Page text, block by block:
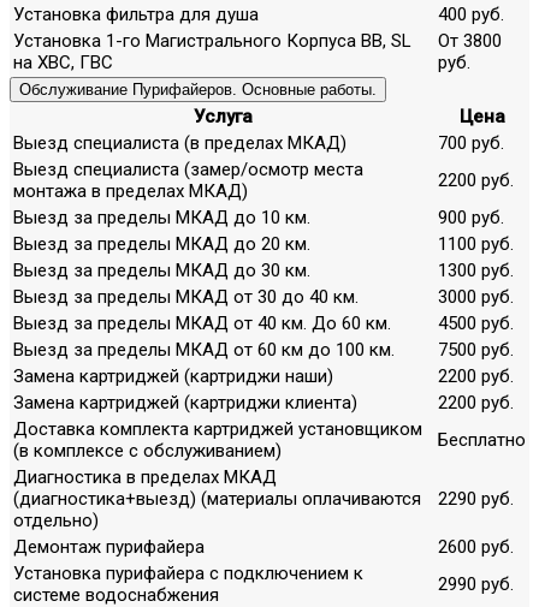
Установка фильтра для душа
400 руб.
Установка 1-го Магистрального Корпуса ВВ, SL
на ХВС, ГВС
От 3800
руб.
Обслуживание Пурифайеров. Основные работы.
Услуга
Цена
Выезд специалиста (в пределах МКАД)
700 руб.
Выезд специалиста (замер/осмотр места
монтажа в пределах МКАД)
2200 руб.
Выезд за пределы МКАД до 10 км.
900 руб.
Выезд за пределы МКАД до 20 км.
1100 руб.
Выезд за пределы МКАД до 30 км.
1300 руб.
Выезд за пределы МКАД от 30 до 40 км.
3000 руб.
Выезд за пределы МКАД от 40 км. До 60 км.
4500 руб.
Выезд за пределы МКАД от 60 км до 100 км.
7500 руб.
Замена картриджей (картриджи наши)
2200 руб.
Замена картриджей (картриджи клиента)
2200 руб.
Доставка комплекта картриджей установщиком
(в комплексе с обслуживанием)
Бесплатно
Диагностика в пределах МКАД
(диагностика+выезд) (материалы оплачиваются
отдельно)
2290 руб.
Демонтаж пурифайера
2600 руб.
Установка пурифайера с подключением к
системе водоснабжения
2990 руб.